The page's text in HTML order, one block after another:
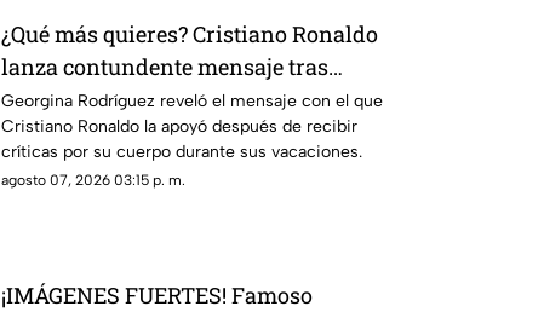
¿Qué más quieres? Cristiano Ronaldo
lanza contundente mensaje tras
críticas a Georgina Rodríguez
Georgina Rodríguez reveló el mensaje con el que
Cristiano Ronaldo la apoyó después de recibir
críticas por su cuerpo durante sus vacaciones.
agosto 07, 2026 03:15 p. m.
¡IMÁGENES FUERTES! Famoso